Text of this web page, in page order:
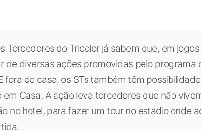
Torcedores do Tricolor já sabem que, em
de diversas ações promovidas pelo programa
fora de casa, os STs também têm
em Casa. A ação leva torcedores que não
no hotel, para fazer um tour no estádio onde